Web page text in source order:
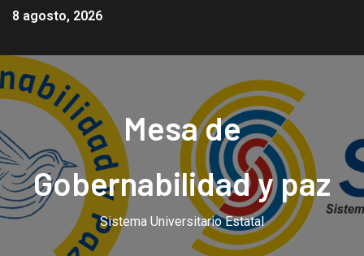
8 agosto, 2026
Mesa de
Gobernabilidad y paz
Sistema Universitario Estatal